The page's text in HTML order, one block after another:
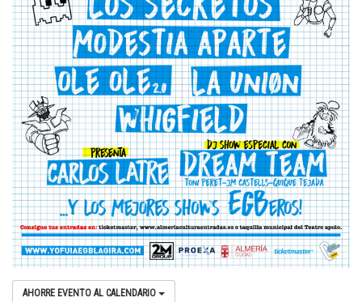
AHORRE EVENTO AL CALENDARIO